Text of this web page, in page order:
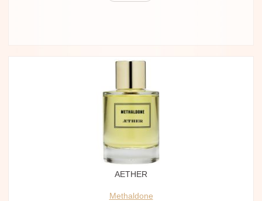
AETHER
Methaldone